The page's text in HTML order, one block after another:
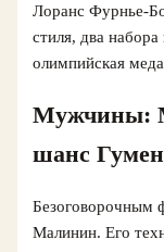
Лоранс Фурнье-
стиля, два
олимпийская
Мужчины:
шанс
Безоговорочным
Малинин. Его